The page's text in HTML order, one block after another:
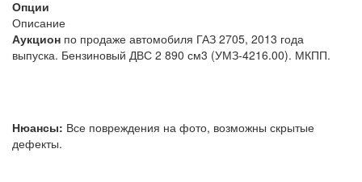
Опции
Описание
Аукцион по продаже автомобиля ГАЗ 2705, 2013 года
выпуска. Бензиновый ДВС 2 890 см3 (УМЗ-4216.00). МКПП.
Нюансы: Все повреждения на фото, возможны скрытые
дефекты.